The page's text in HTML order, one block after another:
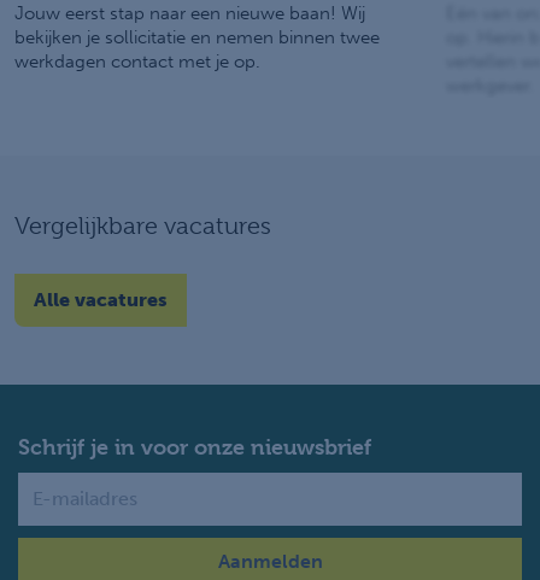
Jouw eerst stap naar een nieuwe baan! Wij
bekijken je sollicitatie en nemen binnen twee
werkdagen contact met je op.
Vergelijkbare vacatures
Alle vacatures
Schrijf je in voor onze nieuwsbrief